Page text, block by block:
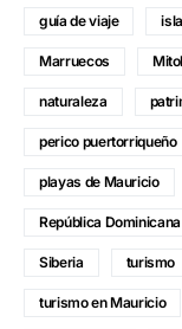
guía de viaje
Marruecos
naturaleza
perico puertorriqueño
playas de Mauricio
República Dominicana
Siberia turismo
turismo en Mauricio